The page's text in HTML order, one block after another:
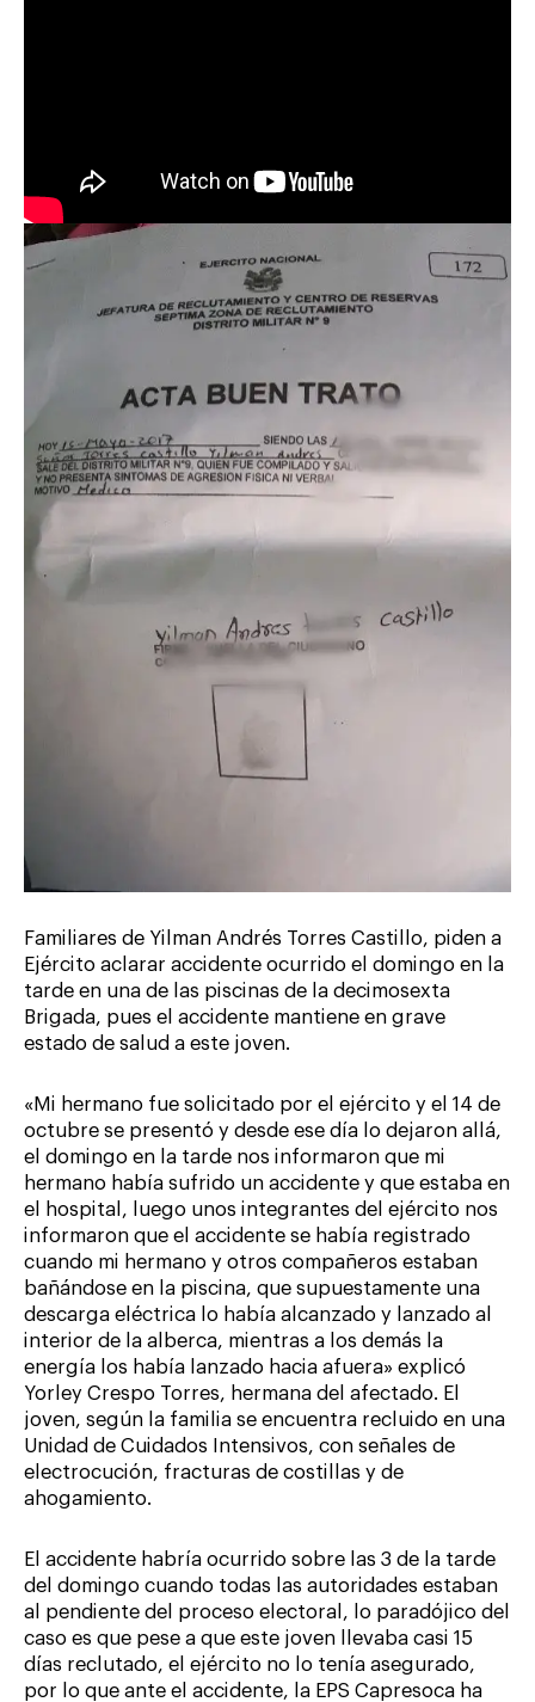
Familiares de Yilman Andrés Torres Castillo, piden a
Ejército aclarar accidente ocurrido el domingo en la
tarde en una de las piscinas de la decimosexta
Brigada, pues el accidente mantiene en grave
estado de salud a este joven.
«Mi hermano fue solicitado por el ejército y el 14 de
octubre se presentó y desde ese día lo dejaron allá,
el domingo en la tarde nos informaron que mi
hermano había sufrido un accidente y que estaba en
el hospital, luego unos integrantes del ejército nos
informaron que el accidente se había registrado
cuando mi hermano y otros compañeros estaban
bañándose en la piscina, que supuestamente una
descarga eléctrica lo había alcanzado y lanzado al
interior de la alberca, mientras a los demás la
energía los había lanzado hacia afuera» explicó
Yorley Crespo Torres, hermana del afectado. El
joven, según la familia se encuentra recluido en una
Unidad de Cuidados Intensivos, con señales de
electrocución, fracturas de costillas y de
ahogamiento.
El accidente habría ocurrido sobre las 3 de la tarde
del domingo cuando todas las autoridades estaban
al pendiente del proceso electoral, lo paradójico del
caso es que pese a que este joven llevaba casi 15
días reclutado, el ejército no lo tenía asegurado,
por lo que ante el accidente, la EPS Capresoca ha